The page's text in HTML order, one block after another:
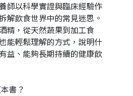
師以科學實證與臨床經驗作
解飲食世界中的常見迷思。
精，從天然蔬果到加工食
能輕鬆理解的方式，說明什
益、能夠長期持續的健康飲
書？